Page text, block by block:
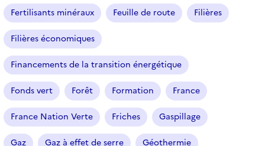
t
i
n
é
)
Fertilisants minéraux Feuille de route Filières
Filières économiques
Financements de la transition énergétique
Fonds vert Forêt Formation France
France Nation Verte Friches Gaspillage
Gaz Gaz à effet de serre Géothermie